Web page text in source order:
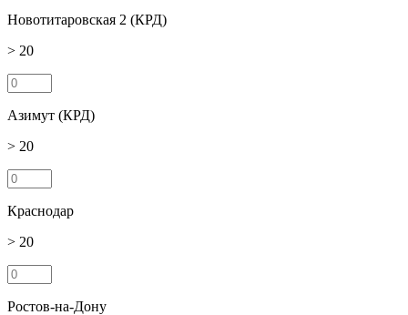
Новотитаровская 2 (КРД)
> 20
Азимут (КРД)
> 20
Краснодар
> 20
Ростов-на-Дону